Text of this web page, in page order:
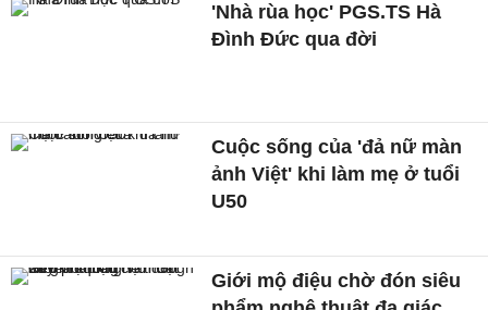
'Nhà rùa học' PGS.TS Hà
Đình Đức qua đời
Cuộc sống của 'đả nữ màn
ảnh Việt' khi làm mẹ ở tuổi
U50
Giới mộ điệu chờ đón siêu